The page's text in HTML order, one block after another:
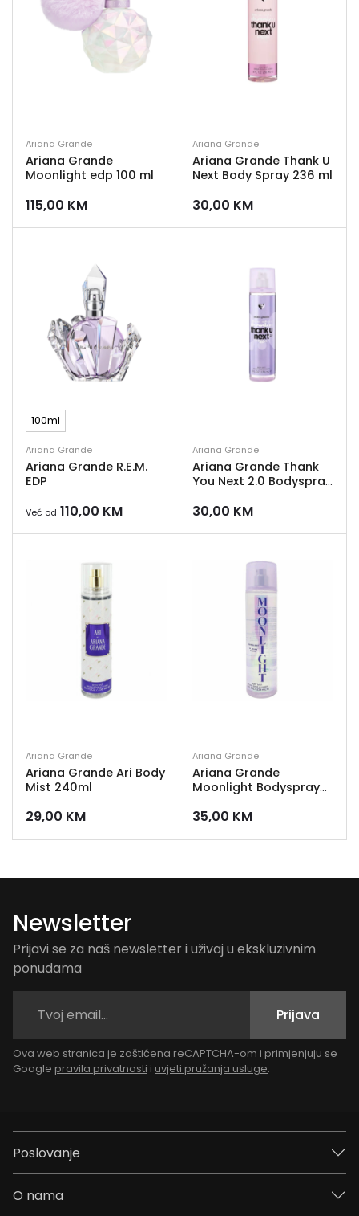
Ariana Grande
Ariana Grande
Moonlight edp 100 ml
115,00 KM
Ariana Grande
Ariana Grande Thank U
Next Body Spray 236 ml
30,00 KM
100ml
Ariana Grande
Ariana Grande R.E.M.
EDP
Već od 110,00 KM
Ariana Grande
Ariana Grande Thank
You Next 2.0 Bodyspray
30,00 KM
Ariana Grande
Ariana Grande Ari Body
Mist 240ml
29,00 KM
Ariana Grande
Ariana Grande
Moonlight Bodyspray
35,00 KM
Newsletter
Prijavi se za naš newsletter i uživaj u ekskluzivnim
ponudama
Prijava
Ova web stranica je zaštićena reCAPTCHA-om i primjenjuju se
Google pravila privatnosti i uvjeti pružanja usluge.
Poslovanje
O nama